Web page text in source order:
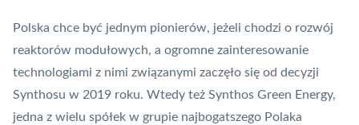
Polska chce być jednym pionierów, jeżeli chodzi o rozwój
reaktorów modułowych, a ogromne zainteresowanie
technologiami z nimi związanymi zaczęło się od decyzji
Synthosu w 2019 roku. Wtedy też Synthos Green Energy,
jedna z wielu spółek w grupie najbogatszego Polaka